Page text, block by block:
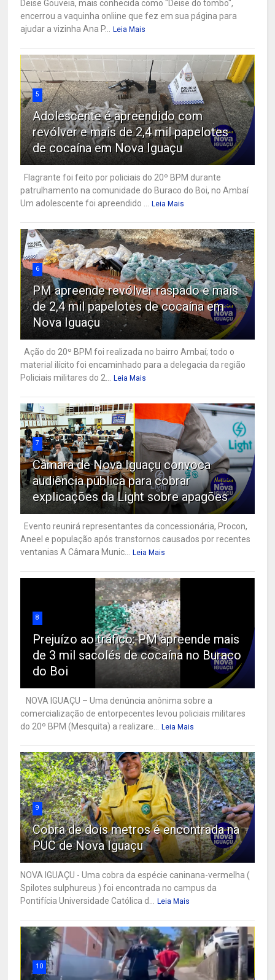
Deise Gouveia, mais conhecida como "Deise do tombo",
encerrou a vaquinha onliine que fez em sua página para
ajudar a vizinha Ana P... Leia Mais
5
Adolescente é apreendido com
revólver e mais de 2,4 mil papelotes
de cocaína em Nova Iguaçu
Flagrante foi feito por policiais do 20º BPM durante
patrulhamento na comunidade do Buraco do Boi, no Ambaí
Um adolescente foi apreendido ... Leia Mais
6
PM apreende revólver raspado e mais
de 2,4 mil papelotes de cocaína em
Nova Iguaçu
Ação do 20º BPM foi realizada no bairro Ambaí; todo o
material ilícito foi encaminhado para a delegacia da região
Policiais militares do 2... Leia Mais
7
Câmara de Nova Iguaçu convoca
audiência pública para cobrar
explicações da Light sobre apagões
Evento reunirá representantes da concessionária, Procon,
Aneel e população após transtornos causados por recentes
ventanias A Câmara Munic... Leia Mais
8
Prejuízo ao tráfico: PM apreende mais
de 3 mil sacolés de cocaína no Buraco
do Boi
NOVA IGUAÇU – Uma denúncia anônima sobre a
comercialização de entorpecentes levou policiais militares
do 20º BPM (Mesquita) a realizare... Leia Mais
9
Cobra de dois metros é encontrada na
PUC de Nova Iguaçu
NOVA IGUAÇU - Uma cobra da espécie caninana-vermelha (
Spilotes sulphureus ) foi encontrada no campus da
Pontifícia Universidade Católica d... Leia Mais
10